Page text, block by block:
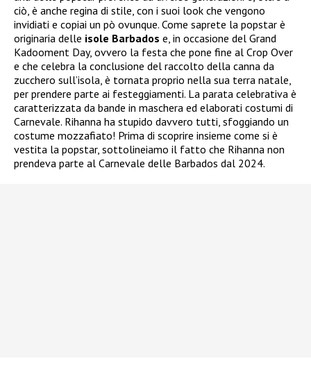
ciò, è anche regina di stile, con i suoi look che vengono
invidiati e copiai un pò ovunque. Come saprete la popstar è
originaria delle isole Barbados e, in occasione del Grand
Kadooment Day, ovvero la festa che pone fine al Crop Over
e che celebra la conclusione del raccolto della canna da
zucchero sull’isola, è tornata proprio nella sua terra natale,
per prendere parte ai festeggiamenti. La parata celebrativa è
caratterizzata da bande in maschera ed elaborati costumi di
Carnevale. Rihanna ha stupido davvero tutti, sfoggiando un
costume mozzafiato! Prima di scoprire insieme come si è
vestita la popstar, sottolineiamo il fatto che Rihanna non
prendeva parte al Carnevale delle Barbados dal 2024.